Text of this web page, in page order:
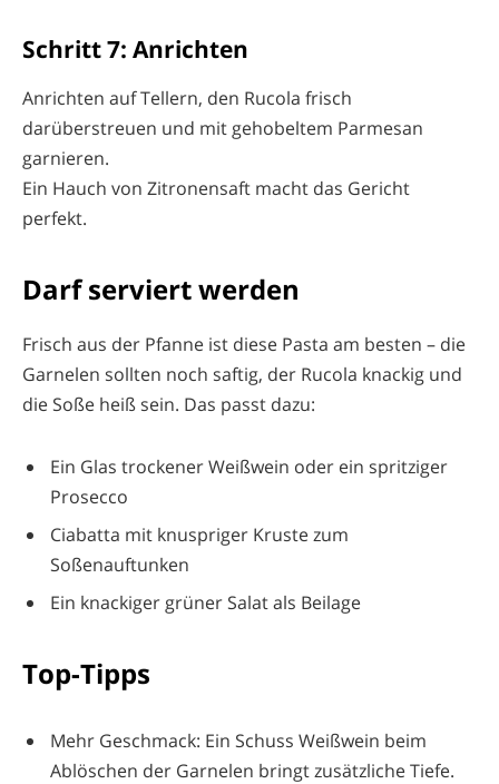
Schritt 7: Anrichten
Anrichten auf Tellern, den Rucola frisch
darüberstreuen und mit gehobeltem Parmesan
garnieren.
Ein Hauch von Zitronensaft macht das Gericht
perfekt.
Darf serviert werden
Frisch aus der Pfanne ist diese Pasta am besten – die
Garnelen sollten noch saftig, der Rucola knackig und
die Soße heiß sein. Das passt dazu:
Ein Glas trockener Weißwein oder ein spritziger
Prosecco
Ciabatta mit knuspriger Kruste zum
Soßenauftunken
Ein knackiger grüner Salat als Beilage
Top-Tipps
Mehr Geschmack: Ein Schuss Weißwein beim
Ablöschen der Garnelen bringt zusätzliche Tiefe.